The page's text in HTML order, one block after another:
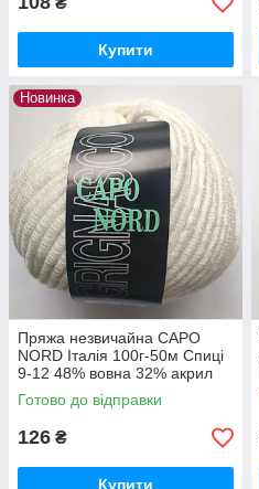
Купити
Новинка
Пряжа незвичайна CAPO
NORD Італія 100г-50м Спиці
9-12 48% вовна 32% акрил
20% поліестер різні кольори
Готово до відправки
126 ₴
Купити